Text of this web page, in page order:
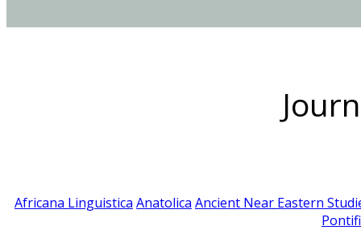
Africana Linguistica Anatolica Ancient Near Eastern